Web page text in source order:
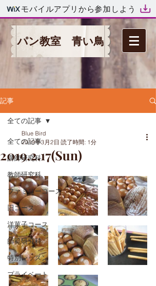
モバイルアプリから参加しよう
パン教室 青い鳥
記事
全ての記事
講師研究科
教師研究科
ファミリーコース
旧コース
洋菓子コース
師範研究科
特別レッスン
プライベート
全ての記事
2019.2.17(Sun)
Blue Bird
2019年3月2日 読了時間: 1分